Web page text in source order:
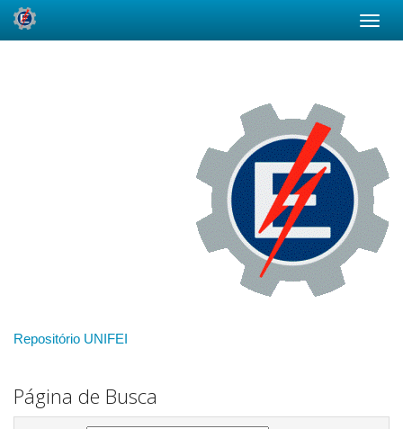
Repositório UNIFEI
Página de Busca